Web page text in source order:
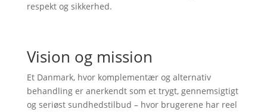
respekt og sikkerhed.
Vision og mission
Et Danmark, hvor komplementær og alternativ
behandling er anerkendt som et trygt, gennemsigtigt
og seriøst sundhedstilbud – hvor brugerene har reel